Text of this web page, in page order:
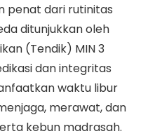
penat dari rutinitas
ditunjukkan oleh
(Tendik) MIN 3
dan integritas
waktu libur
merawat, dan
kebun madrasah.